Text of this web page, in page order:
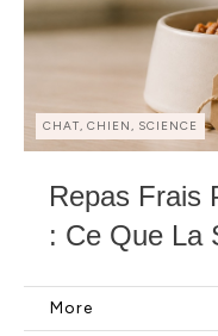
CHAT, CHIEN, SCIENCE
Repas Frais
: Ce Que La
More